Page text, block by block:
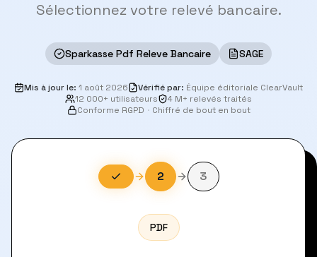
Sélectionnez votre relevé bancaire.
Sparkasse Pdf Releve Bancaire SAGE
Mis à jour le: 1 août 2026 Vérifié par: Équipe éditoriale ClearVault
12 000+ utilisateurs
4 M+ relevés traités
Conforme RGPD · Chiffré de bout en bout
2 3
PDF